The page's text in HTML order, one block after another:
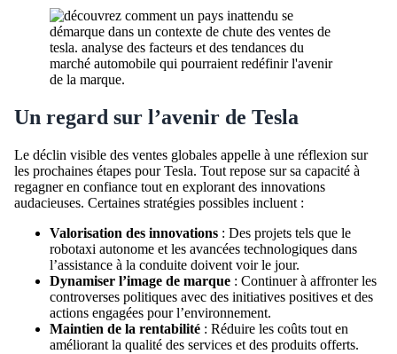
Un regard sur l’avenir de Tesla
Le déclin visible des ventes globales appelle à une réflexion sur
les prochaines étapes pour Tesla. Tout repose sur sa capacité à
regagner en confiance tout en explorant des innovations
audacieuses. Certaines stratégies possibles incluent :
Valorisation des innovations : Des projets tels que le
robotaxi autonome et les avancées technologiques dans
l’assistance à la conduite doivent voir le jour.
Dynamiser l’image de marque : Continuer à affronter les
controverses politiques avec des initiatives positives et des
actions engagées pour l’environnement.
Maintien de la rentabilité : Réduire les coûts tout en
améliorant la qualité des services et des produits offerts.